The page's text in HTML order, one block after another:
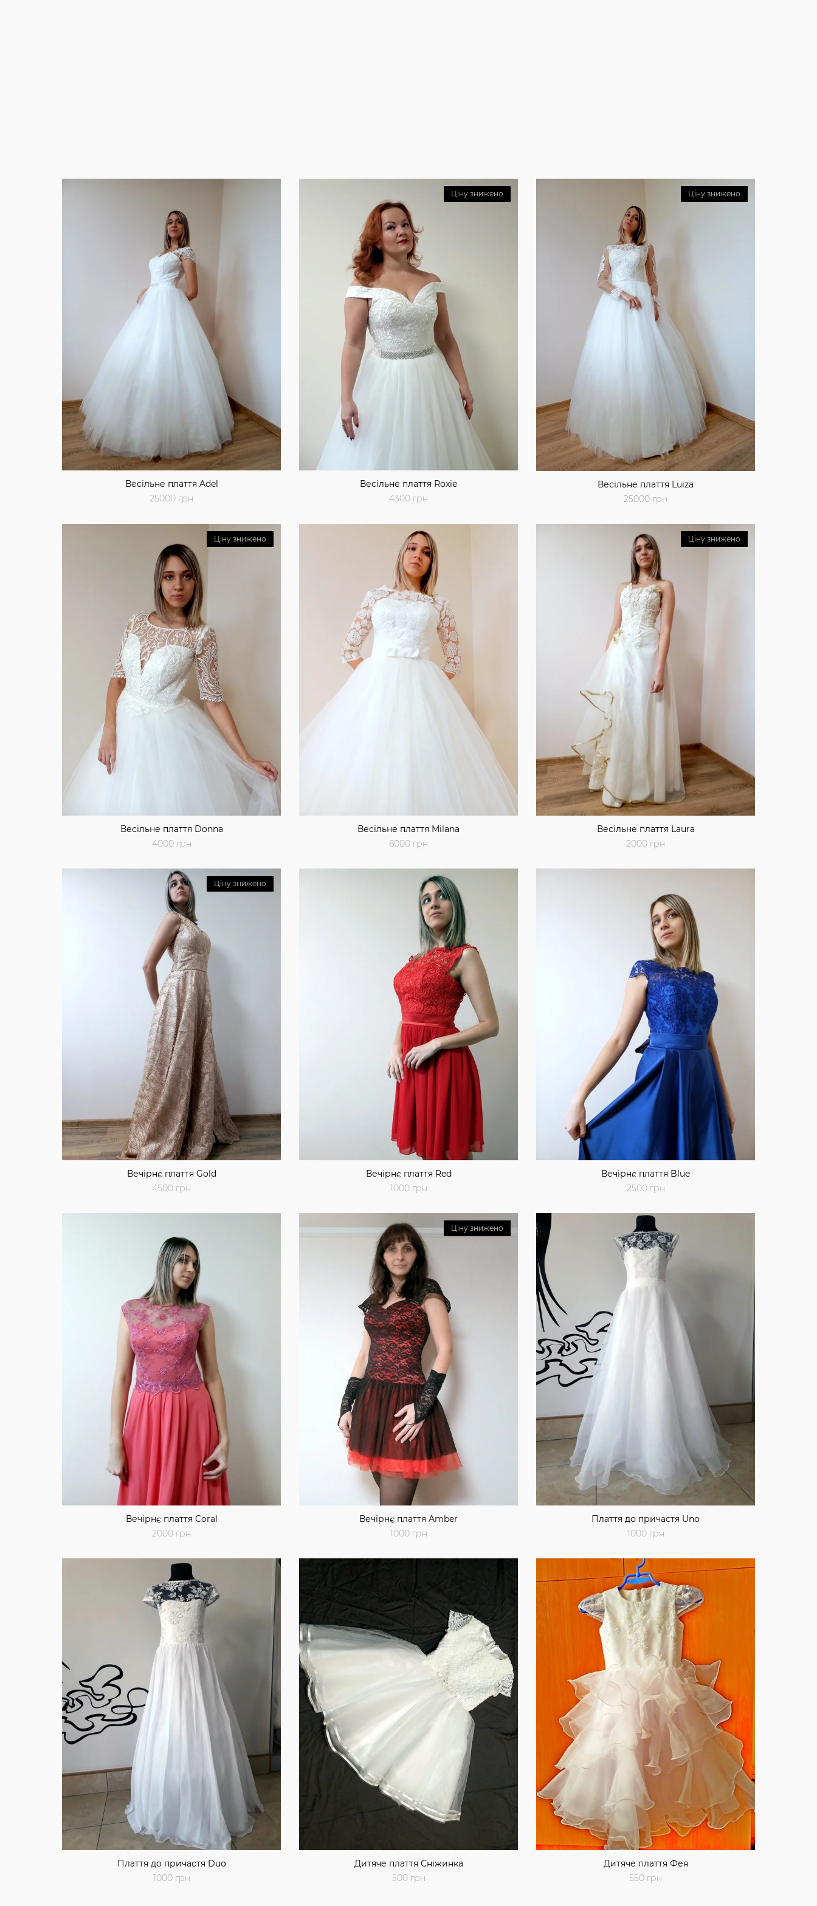
Весільне плаття Adel
25000 грн
Ціну знижено
Весільне плаття Roxie
4300 грн
Ціну знижено
Весільне плаття Luiza
25000 грн
Ціну знижено
Весільне плаття Donna
4000 грн
Весільне плаття Milana
6000 грн
Ціну знижено
Весільне плаття Laura
2000 грн
Ціну знижено
Вечірнє плаття Gold
4500 грн
Вечірнє плаття Red
1000 грн
Вечірнє плаття Blue
2500 грн
Вечірнє плаття Coral
2000 грн
Ціну знижено
Вечірнє плаття Amber
1000 грн
Плаття до причастя Uno
1000 грн
Плаття до причастя Duo
1000 грн
Дитяче плаття Сніжинка
500 грн
Дитяче плаття Фея
550 грн